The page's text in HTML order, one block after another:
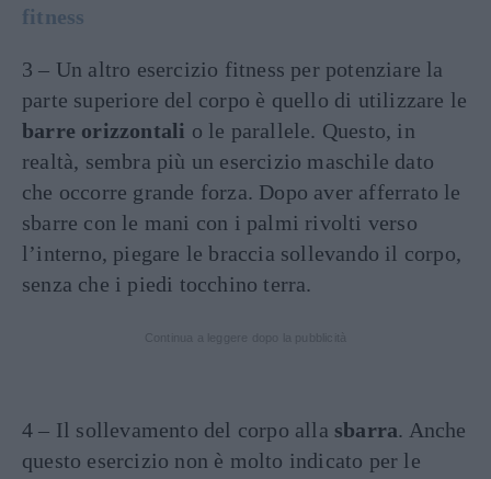
fitness
3 – Un altro esercizio fitness per potenziare la
parte superiore del corpo è quello di utilizzare le
barre orizzontali o le parallele. Questo, in
realtà, sembra più un esercizio maschile dato
che occorre grande forza. Dopo aver afferrato le
sbarre con le mani con i palmi rivolti verso
l’interno, piegare le braccia sollevando il corpo,
senza che i piedi tocchino terra.
4 – Il sollevamento del corpo alla sbarra. Anche
questo esercizio non è molto indicato per le